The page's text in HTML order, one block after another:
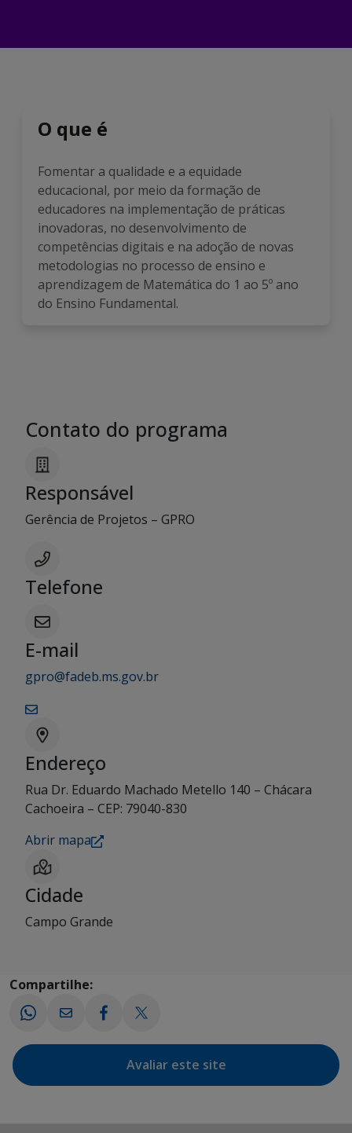
O que é
Fomentar a qualidade e a equidade
educacional, por meio da formação de
educadores na implementação de práticas
inovadoras, no desenvolvimento de
competências digitais e na adoção de novas
metodologias no processo de ensino e
aprendizagem de Matemática do 1 ao 5º ano
do Ensino Fundamental.
Contato do programa
Responsável
Gerência de Projetos – GPRO
Telefone
E-mail
gpro@fadeb.ms.gov.br
Endereço
Rua Dr. Eduardo Machado Metello 140 – Chácara
Cachoeira – CEP: 79040-830
Abrir mapa
Cidade
Campo Grande
Compartilhe:
Avaliar este site